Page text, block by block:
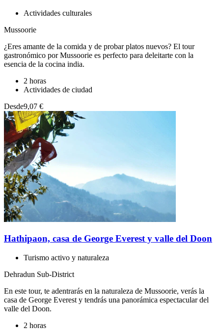
Actividades culturales
Mussoorie
¿Eres amante de la comida y de probar platos nuevos? El tour
gastronómico por Mussoorie es perfecto para deleitarte con la
esencia de la cocina india.
2 horas
Actividades de ciudad
Desde9,07 €
Hathipaon, casa de George Everest y valle del Doon
Turismo activo y naturaleza
Dehradun Sub-District
En este tour, te adentrarás en la naturaleza de Mussoorie, verás la
casa de George Everest y tendrás una panorámica espectacular del
valle del Doon.
2 horas